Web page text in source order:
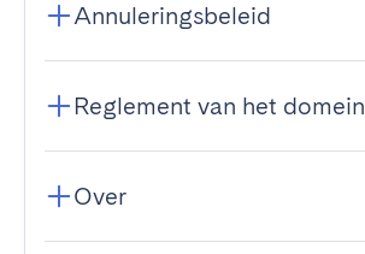
Annuleringsbeleid
Reglement van het domein
Over